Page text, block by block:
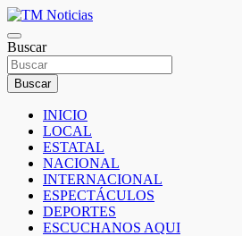
Saltar
al
contenido
TM Noticias
TM Noticias
Buscar
Buscar
INICIO
LOCAL
ESTATAL
NACIONAL
INTERNACIONAL
ESPECTÁCULOS
DEPORTES
ESCUCHANOS AQUI